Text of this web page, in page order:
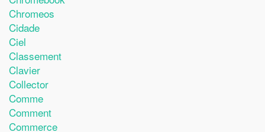
Chromeos
Cidade
Ciel
Classement
Clavier
Collector
Comme
Comment
Commerce